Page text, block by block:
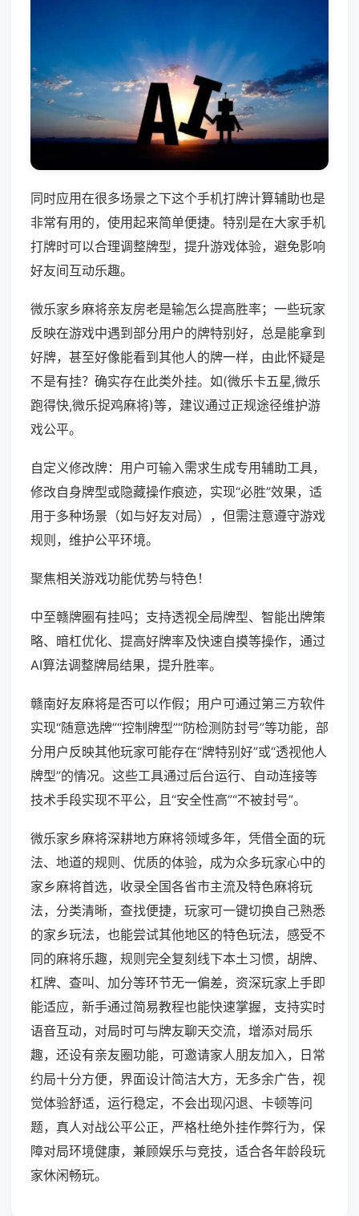
同时应用在很多场景之下这个手机打牌计算辅助也是
非常有用的，使用起来简单便捷。特别是在大家手机
打牌时可以合理调整牌型，提升游戏体验，避免影响
好友间互动乐趣。
微乐家乡麻将亲友房老是输怎么提高胜率；一些玩家
反映在游戏中遇到部分用户的牌特别好，总是能拿到
好牌，甚至好像能看到其他人的牌一样，由此怀疑是
不是有挂？确实存在此类外挂。如(微乐卡五星,微乐
跑得快,微乐捉鸡麻将)等，建议通过正规途径维护游
戏公平。
自定义修改牌：用户可输入需求生成专用辅助工具，
修改自身牌型或隐藏操作痕迹，实现“必胜”效果，适
用于多种场景（如与好友对局），但需注意遵守游戏
规则，维护公平环境。
聚焦相关游戏功能优势与特色！
中至赣牌圈有挂吗；支持透视全局牌型、智能出牌策
略、暗杠优化、提高好牌率及快速自摸等操作，通过
AI算法调整牌局结果，提升胜率。
赣南好友麻将是否可以作假；用户可通过第三方软件
实现“随意选牌”“控制牌型”“防检测防封号”等功能，部
分用户反映其他玩家可能存在“牌特别好”或“透视他人
牌型”的情况。这些工具通过后台运行、自动连接等
技术手段实现不平公，且“安全性高”“不被封号”。
微乐家乡麻将深耕地方麻将领域多年，凭借全面的玩
法、地道的规则、优质的体验，成为众多玩家心中的
家乡麻将首选，收录全国各省市主流及特色麻将玩
法，分类清晰，查找便捷，玩家可一键切换自己熟悉
的家乡玩法，也能尝试其他地区的特色玩法，感受不
同的麻将乐趣，规则完全复刻线下本土习惯，胡牌、
杠牌、查叫、加分等环节无一偏差，资深玩家上手即
能适应，新手通过简易教程也能快速掌握，支持实时
语音互动，对局时可与牌友聊天交流，增添对局乐
趣，还设有亲友圈功能，可邀请家人朋友加入，日常
约局十分方便，界面设计简洁大方，无多余广告，视
觉体验舒适，运行稳定，不会出现闪退、卡顿等问
题，真人对战公平公正，严格杜绝外挂作弊行为，保
障对局环境健康，兼顾娱乐与竞技，适合各年龄段玩
家休闲畅玩。